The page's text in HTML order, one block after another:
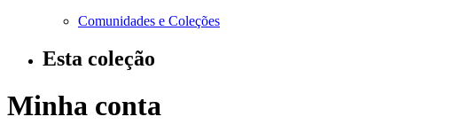
Comunidades e Coleções
Esta coleção
Minha conta